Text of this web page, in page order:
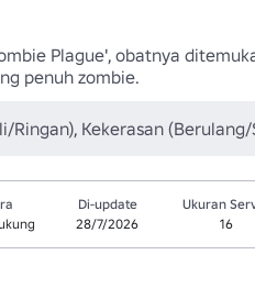
Plague', obatnya
penuh zombie.
Ringan), Kekerasan
Di-update
28/7/2026
Ukuran
16